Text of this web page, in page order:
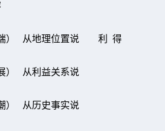
端） 从地理位置说 利 得
） 从利益关系说
） 从历史事实说